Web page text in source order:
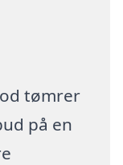
tømrer
på en